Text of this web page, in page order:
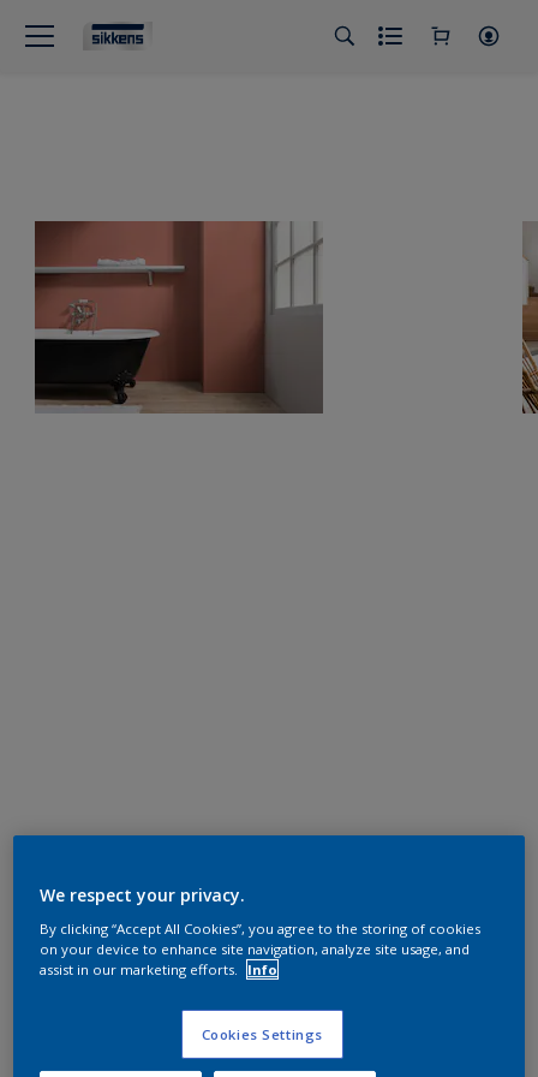
We respect your privacy.
By clicking “Accept All Cookies”, you agree to the storing of cookies
on your device to enhance site navigation, analyze site usage, and
assist in our marketing efforts.
Info
Cookies Settings